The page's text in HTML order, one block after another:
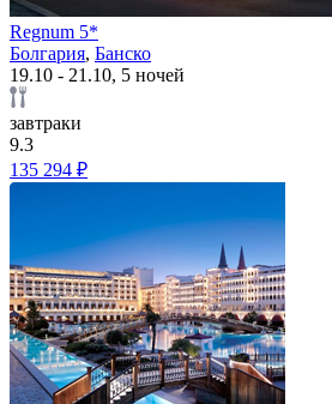
Regnum 5*
Болгария, Банско
19.10 - 21.10, 5 ночей
завтраки
9.3
135 294 ₽